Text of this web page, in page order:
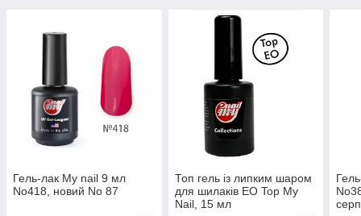
Гель-лак My nail 9 мл
No418, новий No 87
Топ гель із липким шаром
для шилаків EO Top My
Nail, 15 мл